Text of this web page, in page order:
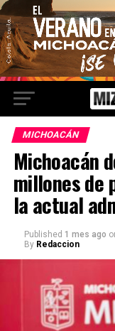
MICHOACÁN
Michoacán
millones de
la actual
Published 1 mes ago
By Redaccion